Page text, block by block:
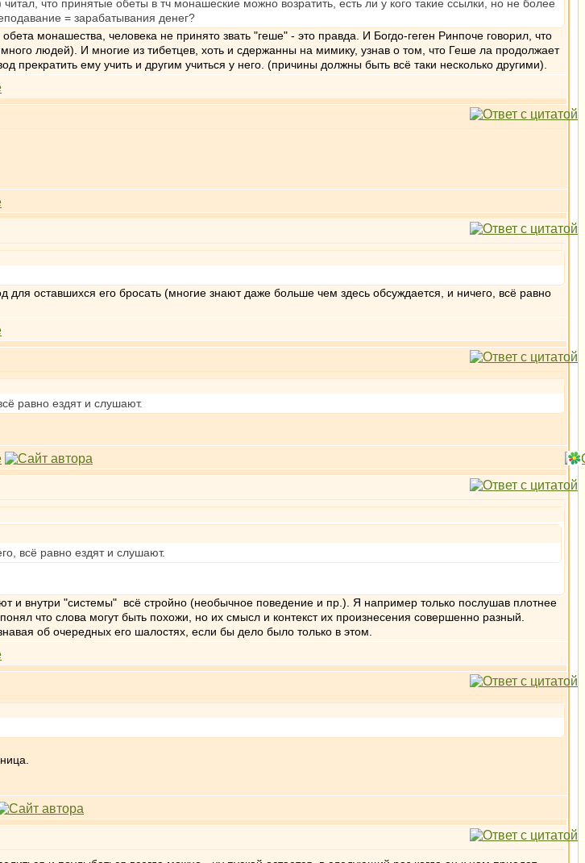
что принятые обеты в тч монашеские можно возратить, есть ли у кого такие ссылки, но не более
= зарабатывания денег?
монашества, человека не принято звать "геше" - это правда. И Богдо-геген Ринпоче говорил, что
людей). И многие из тибетцев, хоть и сдержанны на мимику, узнав о том, что Геше ла продолжает
прекратить ему учить и другим учиться у него. (причины должны быть всё таки несколько другими).
для оставшихся его бросать (многие знают даже больше чем здесь обсуждается, и ничего, всё равно
равно ездят и слушают.
всё равно ездят и слушают.
и внутри "системы" всё стройно (необычное поведение и пр.). Я например только послушав плотнее
что слова могут быть похожи, но их смысл и контекст их произнесения совершенно разный.
об очередных его шалостях, если бы дело было только в этом.